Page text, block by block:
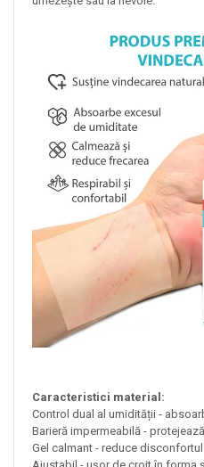
Caracteristici material:
Control dual al umidității -
Barieră impermeabilă -
Gel calmant - reduce